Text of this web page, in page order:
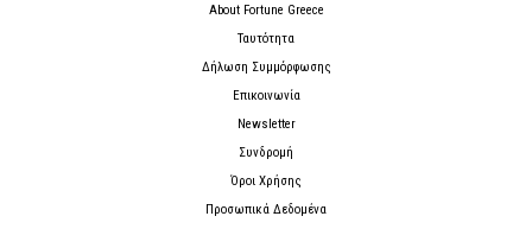
About Fortune Greece
Ταυτότητα
Δήλωση Συμμόρφωσης
Επικοινωνία
Newsletter
Συνδρομή
Όροι Χρήσης
Προσωπικά Δεδομένα